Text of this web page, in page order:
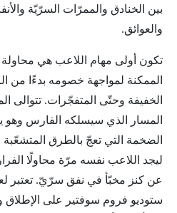
بين الخنادق والممرّات السرّيّة
والعوائق.
تكون أولى مهام اللاعب هي
الممكنة لمواجهة خصومه بدءًا من
الخفيفة وحتّى المتفجّرات. تتوالى
المسار الذي سيسلكه الفارس
الضخمة التي تعجّ بالطرق المتشعّبة
ليجد اللاعب نفسه مرّة محاولًا
عن كنز مخبّأ في نفق سرّيّ. تعتبر
ستوديو فروم سوفتير على الإطلاق